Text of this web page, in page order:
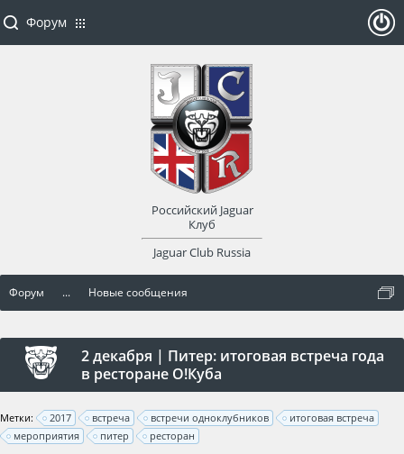
Форум ... Новые сообщения
2 декабря | Питер: итоговая встреча года
в ресторане О!Куба
Метки: 2017 встреча встречи одноклубников
итоговая встреча
мероприятия
питер ресторан
Форум
Российский Jaguar
Клуб
Jaguar Club Russia
оват